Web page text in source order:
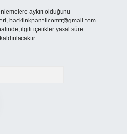
aykırı olduğunu
backlinkpanelicomtr@gmail.com
ilgili içerikler yasal süre